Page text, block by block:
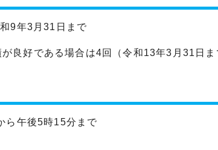
9年3月31日まで
良好である場合は4回（令和13年3月31日
午後5時15分まで